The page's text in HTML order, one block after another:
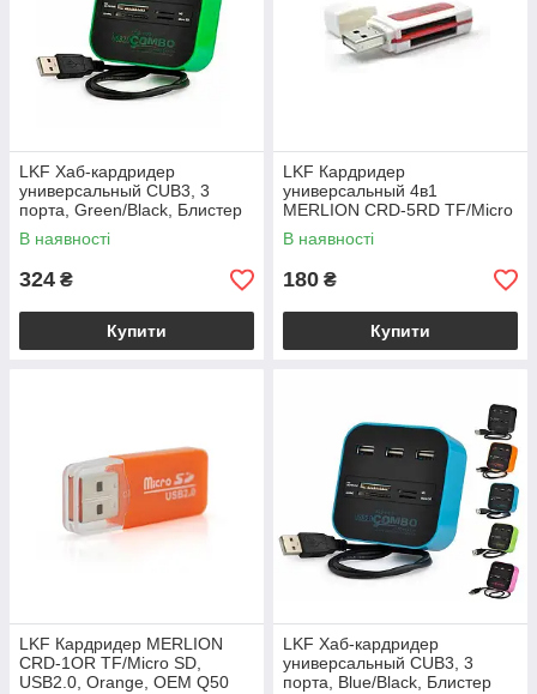
LKF Хаб-кардридер
универсальный CUB3, 3
порта, Green/Black, Блистер
В наявності
324 ₴
Купити
LKF Кардридер
универсальный 4в1
MERLION CRD-5RD TF/Micro
SD, USB2.0, RED, OEM Q50
В наявності
180 ₴
Купити
LKF Кардридер MERLION
CRD-1OR TF/Micro SD,
USB2.0, Orange, OEM Q50
LKF Хаб-кардридер
универсальный CUB3, 3
порта, Blue/Black, Блистер